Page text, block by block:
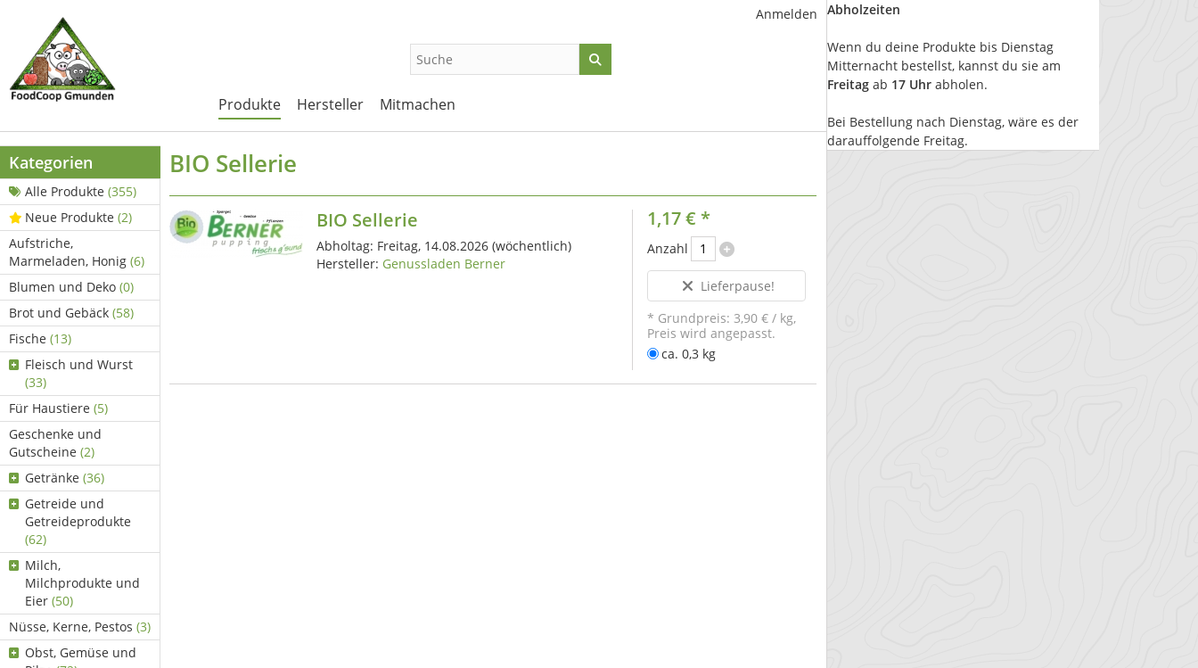
Anmelden
Produkte Hersteller Mitmachen
Kategorien
Alle Produkte (355)
Neue Produkte (2)
Aufstriche,
Marmeladen, Honig (6)
Blumen und Deko (0)
Brot und Gebäck (58)
Fische (13)
Fleisch und Wurst
(33)
Für Haustiere (5)
Geschenke und
Gutscheine (2)
Getränke (36)
Getreide und
Getreideprodukte
(62)
Milch,
Milchprodukte und
Eier (50)
Nüsse, Kerne, Pestos (3)
Obst, Gemüse und
BIO Sellerie
BIO Sellerie
Abholtag: Freitag, 14.08.2026 (wöchentlich)
Hersteller: Genussladen Berner
1,17 € *
Anzahl
Lieferpause!
* Grundpreis: 3,90 € / kg,
Preis wird angepasst.
ca. 0,3 kg
Abholzeiten
Wenn du deine Produkte bis Dienstag
Mitternacht bestellst, kannst du sie am
Freitag ab 17 Uhr abholen.
Bei Bestellung nach Dienstag, wäre es der
darauffolgende Freitag.